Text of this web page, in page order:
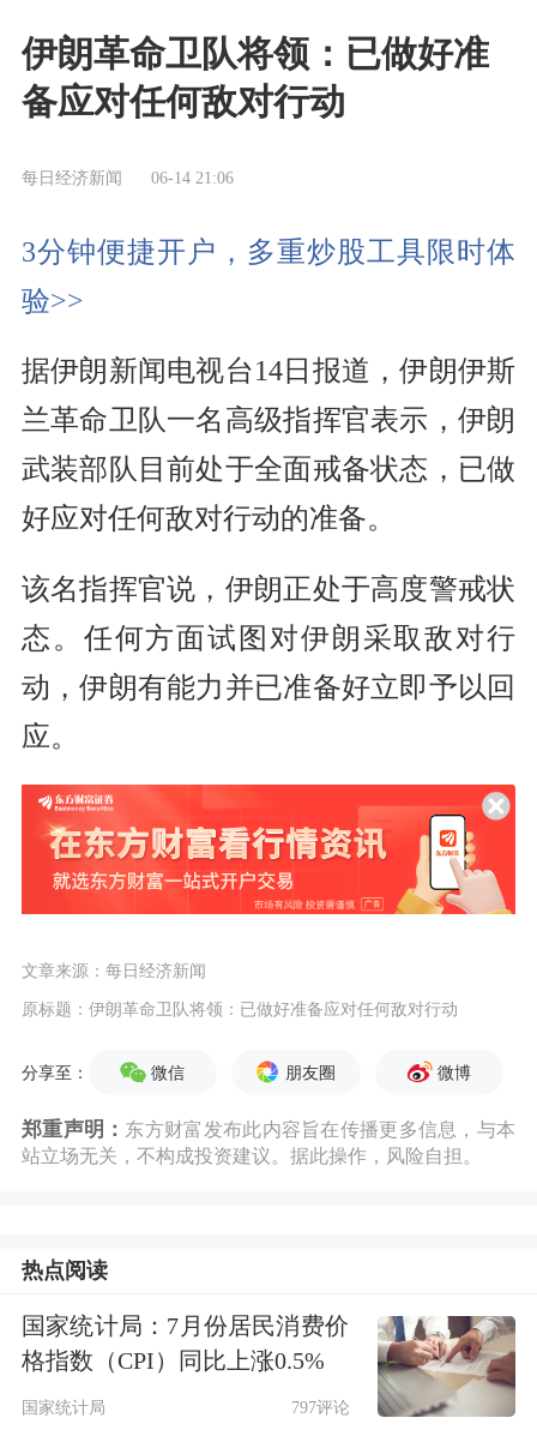
伊朗革命卫队将领：已做好准
备应对任何敌对行动
每日经济新闻 06-14 21:06
3分钟便捷开户，多重炒股工具限时体
验>>
据伊朗新闻电视台14日报道，伊朗伊斯
兰革命卫队一名高级指挥官表示，伊朗
武装部队目前处于全面戒备状态，已做
好应对任何敌对行动的准备。
该名指挥官说，伊朗正处于高度警戒状
态。任何方面试图对伊朗采取敌对行
动，伊朗有能力并已准备好立即予以回
应。
文章来源：每日经济新闻
原标题：伊朗革命卫队将领：已做好准备应对任何敌对行动
分享至： 微信 朋友圈 微博
郑重声明： 东方财富发布此内容旨在传播更多信息，与本
站立场无关，不构成投资建议。据此操作，风险自担。
热点阅读
国家统计局：7月份居民消费价
格指数（CPI）同比上涨0.5%
国家统计局 797评论